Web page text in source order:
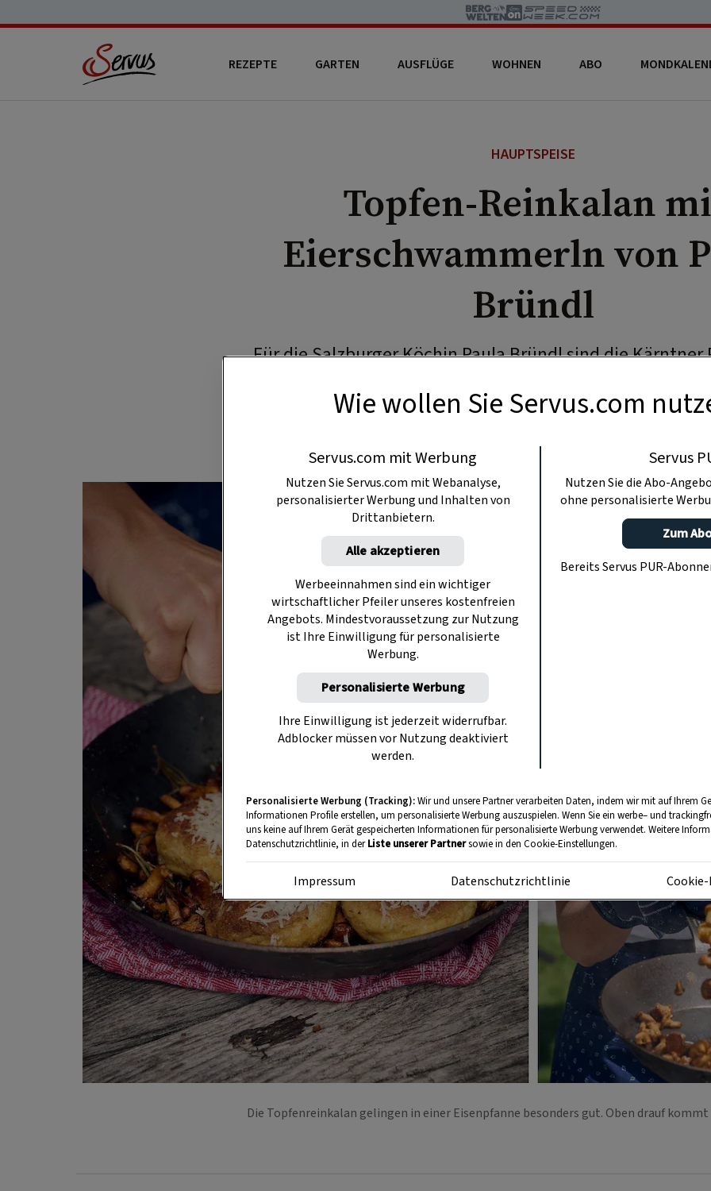
REZEPTE GARTEN AUSFLÜGE WOHNEN ABO
HAUPTSPEISE
Topfen-Reinkalan
Eierschwammerln von
Bründl
Für die Salzburger Köchin Paula Bründl sind die Kärntner
frische Eierschwammerln und oben drüber würziger
Die Topfenreinkalan gelingen in einer Eisenpfanne besonders gut. Oben drauf
Wie wollen Sie Servus.com
Servus.com mit Werbung
Nutzen Sie Servus.com mit Webanalyse,
personalisierter Werbung und Inhalten von
Drittanbietern.
Alle akzeptieren
Werbeeinnahmen sind ein wichtiger
wirtschaftlicher Pfeiler unseres kostenfreien
Angebots. Mindestvoraussetzung zur Nutzung
ist Ihre Einwilligung für personalisierte
Werbung.
Personalisierte Werbung
Ihre Einwilligung ist jederzeit widerrufbar.
Adblocker müssen vor Nutzung deaktiviert
werden.
Servus
Nutzen Sie die Abo-
ohne personalisierte
Zum
Bereits Servus PUR-
Personalisierte Werbung (Tracking):Wir und unsere Partner verarbeiten Daten, indem wir mit auf Ihrem
Informationen Profile erstellen, um personalisierte Werbung auszuspielen. Wenn Sie ein werbe– und
uns keine auf Ihrem Gerät gespeicherten Informationen für personalisierte Werbung verwendet. Weitere
Datenschutzrichtlinie, in derListe unserer Partnersowie in den Cookie-Einstellungen.
Impressum Datenschutzrichtlinie